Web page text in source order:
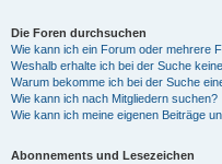
Die Foren durchsuchen
Wie kann ich ein Forum oder mehrere
Weshalb erhalte ich bei der Suche
Warum bekomme ich bei der Suche
Wie kann ich nach Mitgliedern suchen?
Wie kann ich meine eigenen Beiträge
Abonnements und Lesezeichen